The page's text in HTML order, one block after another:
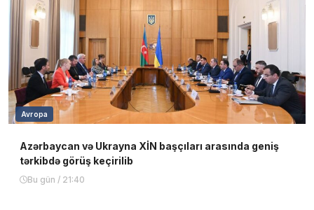
Avropa
Azərbaycan və Ukrayna XİN başçıları arasında geniş
tərkibdə görüş keçirilib
Bu gün / 21:40